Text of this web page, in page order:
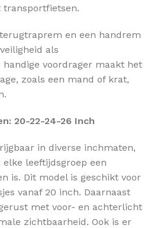
transportfietsen.
en een handrem
als
handige voordrager maakt het
zoals een mand of krat,
20-22-24-26 Inch
in diverse inchmaten,
leeftijdsgroep een
is. Dit model is geschikt voor
vanaf 20 inch. Daarnaast
met voor- en achterlicht
zichtbaarheid. Ook is er